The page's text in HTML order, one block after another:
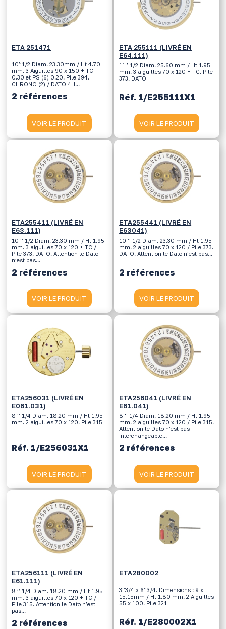
ETA 251471
10’’1/2 Diam. 23.30mm / Ht 4.70
mm. 3 Aiguilles 90 x 150 + TC
0.30 et PS (6) 0.20. Pile 394.
CHRONO (2) / DATO 4H...
2 références
VOIR LE PRODUIT
ETA 255111 (LIVRÉ EN
E64.111)
11 ’ 1/2 Diam. 25.60 mm / Ht 1.95
mm. 3 aiguilles 70 x 120 + TC. Pile
373. DATO
Réf. 1/E255111X1
VOIR LE PRODUIT
ETA255411 (LIVRÉ EN
E63.111)
10 ’’ 1/2 Diam. 23.30 mm / Ht 1.95
mm. 3 aiguilles 70 x 120 + TC /
Pile 373. DATO. Attention le Dato
n’est pas...
2 références
VOIR LE PRODUIT
ETA255441 (LIVRÉ EN
E63041)
10 ’’ 1/2 Diam. 23.30 mm / Ht 1.95
mm. 2 aiguilles 70 x 120 / Pile 373.
DATO. Attention le Dato n’est pas...
2 références
VOIR LE PRODUIT
ETA256031 (LIVRÉ EN
E061.031)
8 ’’ 1/4 Diam. 18.20 mm / Ht 1.95
mm. 2 aiguilles 70 x 120. Pile 315
Réf. 1/E256031X1
VOIR LE PRODUIT
ETA256041 (LIVRÉ EN
E61.041)
8 '' 1/4 Diam. 18.20 mm / Ht 1.95
mm. 2 aiguilles 70 x 120 / Pile 315.
Attention le Dato n’est pas
interchangeable...
2 références
VOIR LE PRODUIT
ETA256111 (LIVRÉ EN
E61.111)
8 ’’ 1/4 Diam. 18.20 mm / Ht 1.95
mm. 3 aiguilles 70 x 120 + TC /
Pile 315. Attention le Dato n’est
pas...
2 références
ETA280002
3’’3/4 x 6’’3/4. Dimensions : 9 x
15.15mm / Ht 1.80 mm. 2 Aiguilles
55 x 100. Pile 321
Réf. 1/E280002X1